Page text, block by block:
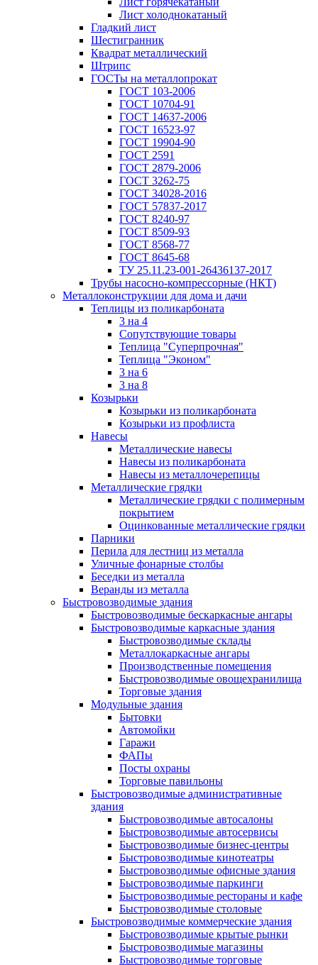
Лист холоднокатаный
Гладкий лист
Шестигранник
Квадрат металлический
Штрипс
ГОСТы на металлопрокат
ГОСТ 103-2006
ГОСТ 10704-91
ГОСТ 14637-2006
ГОСТ 16523-97
ГОСТ 19904-90
ГОСТ 2591
ГОСТ 2879-2006
ГОСТ 3262-75
ГОСТ 34028-2016
ГОСТ 57837-2017
ГОСТ 8240-97
ГОСТ 8509-93
ГОСТ 8568-77
ГОСТ 8645-68
ТУ 25.11.23-001-26436137-2017
Трубы насосно-компрессорные (НКТ)
Металлоконструкции для дома и дачи
Теплицы из поликарбоната
3 на 4
Сопутствующие товары
Теплица "Суперпрочная"
Теплица "Эконом"
3 на 6
3 на 8
Козырьки
Козырьки из поликарбоната
Козырьки из профлиста
Навесы
Металлические навесы
Навесы из поликарбоната
Навесы из металлочерепицы
Металлические грядки
Металлические грядки с полимерным
покрытием
Оцинкованные металлические грядки
Парники
Перила для лестниц из металла
Уличные фонарные столбы
Беседки из металла
Веранды из металла
Быстровозводимые здания
Быстровозводимые бескаркасные ангары
Быстровозводимые каркасные здания
Быстровозводимые склады
Металлокаркасные ангары
Производственные помещения
Быстровозводимые овощехранилища
Торговые здания
Модульные здания
Бытовки
Автомойки
Гаражи
ФАПы
Посты охраны
Торговые павильоны
Быстровозводимые административные
здания
Быстровозводимые автосалоны
Быстровозводимые автосервисы
Быстровозводимые бизнес-центры
Быстровозводимые кинотеатры
Быстровозводимые офисные здания
Быстровозводимые паркинги
Быстровозводимые рестораны и кафе
Быстровозводимые столовые
Быстровозводимые коммерческие здания
Быстровозводимые крытые рынки
Быстровозводимые магазины
Быстровозводимые торговые